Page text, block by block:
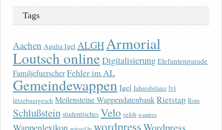
Tags
Aachen Agulia Igel ALGH Armorial
Loutsch onlineDigitalisierung Elefantenparade
FamiljefuerscherFehler im AL
Gemeindewappen Igel Jahresbilanz lvi
lëtzebuergesch Meilensteine WappendatenbankRietstap Rom
Schlußstein studentisches Velo veloh wandern
Wappenlexikon wordpressWordpress